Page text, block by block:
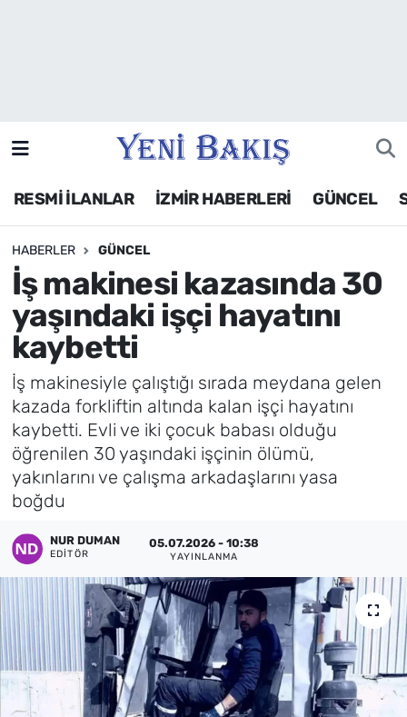
RESMİ İLANLAR İZMİR HABERLERİ GÜNCEL
HABERLER GÜNCEL
İş makinesi kazasında 30
yaşındaki işçi hayatını
kaybetti
İş makinesiyle çalıştığı sırada meydana gelen
kazada forkliftin altında kalan işçi hayatını
kaybetti. Evli ve iki çocuk babası olduğu
öğrenilen 30 yaşındaki işçinin ölümü,
yakınlarını ve çalışma arkadaşlarını yasa
boğdu
NUR DUMAN
EDITÖR
05.07.2026 - 10:38
YAYINLANMA
Siyaset
Asayiş / Polis-Adliye
Spor
Magazin
Foto Galeri
Künye
İletişim